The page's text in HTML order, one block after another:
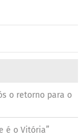
o retorno para o
é o Vitória”